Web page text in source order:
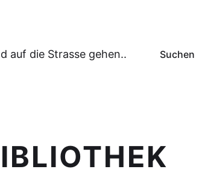
auf die Strasse gehen.. Suchen